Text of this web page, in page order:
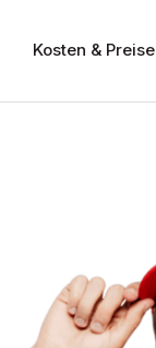
Kosten & Preise